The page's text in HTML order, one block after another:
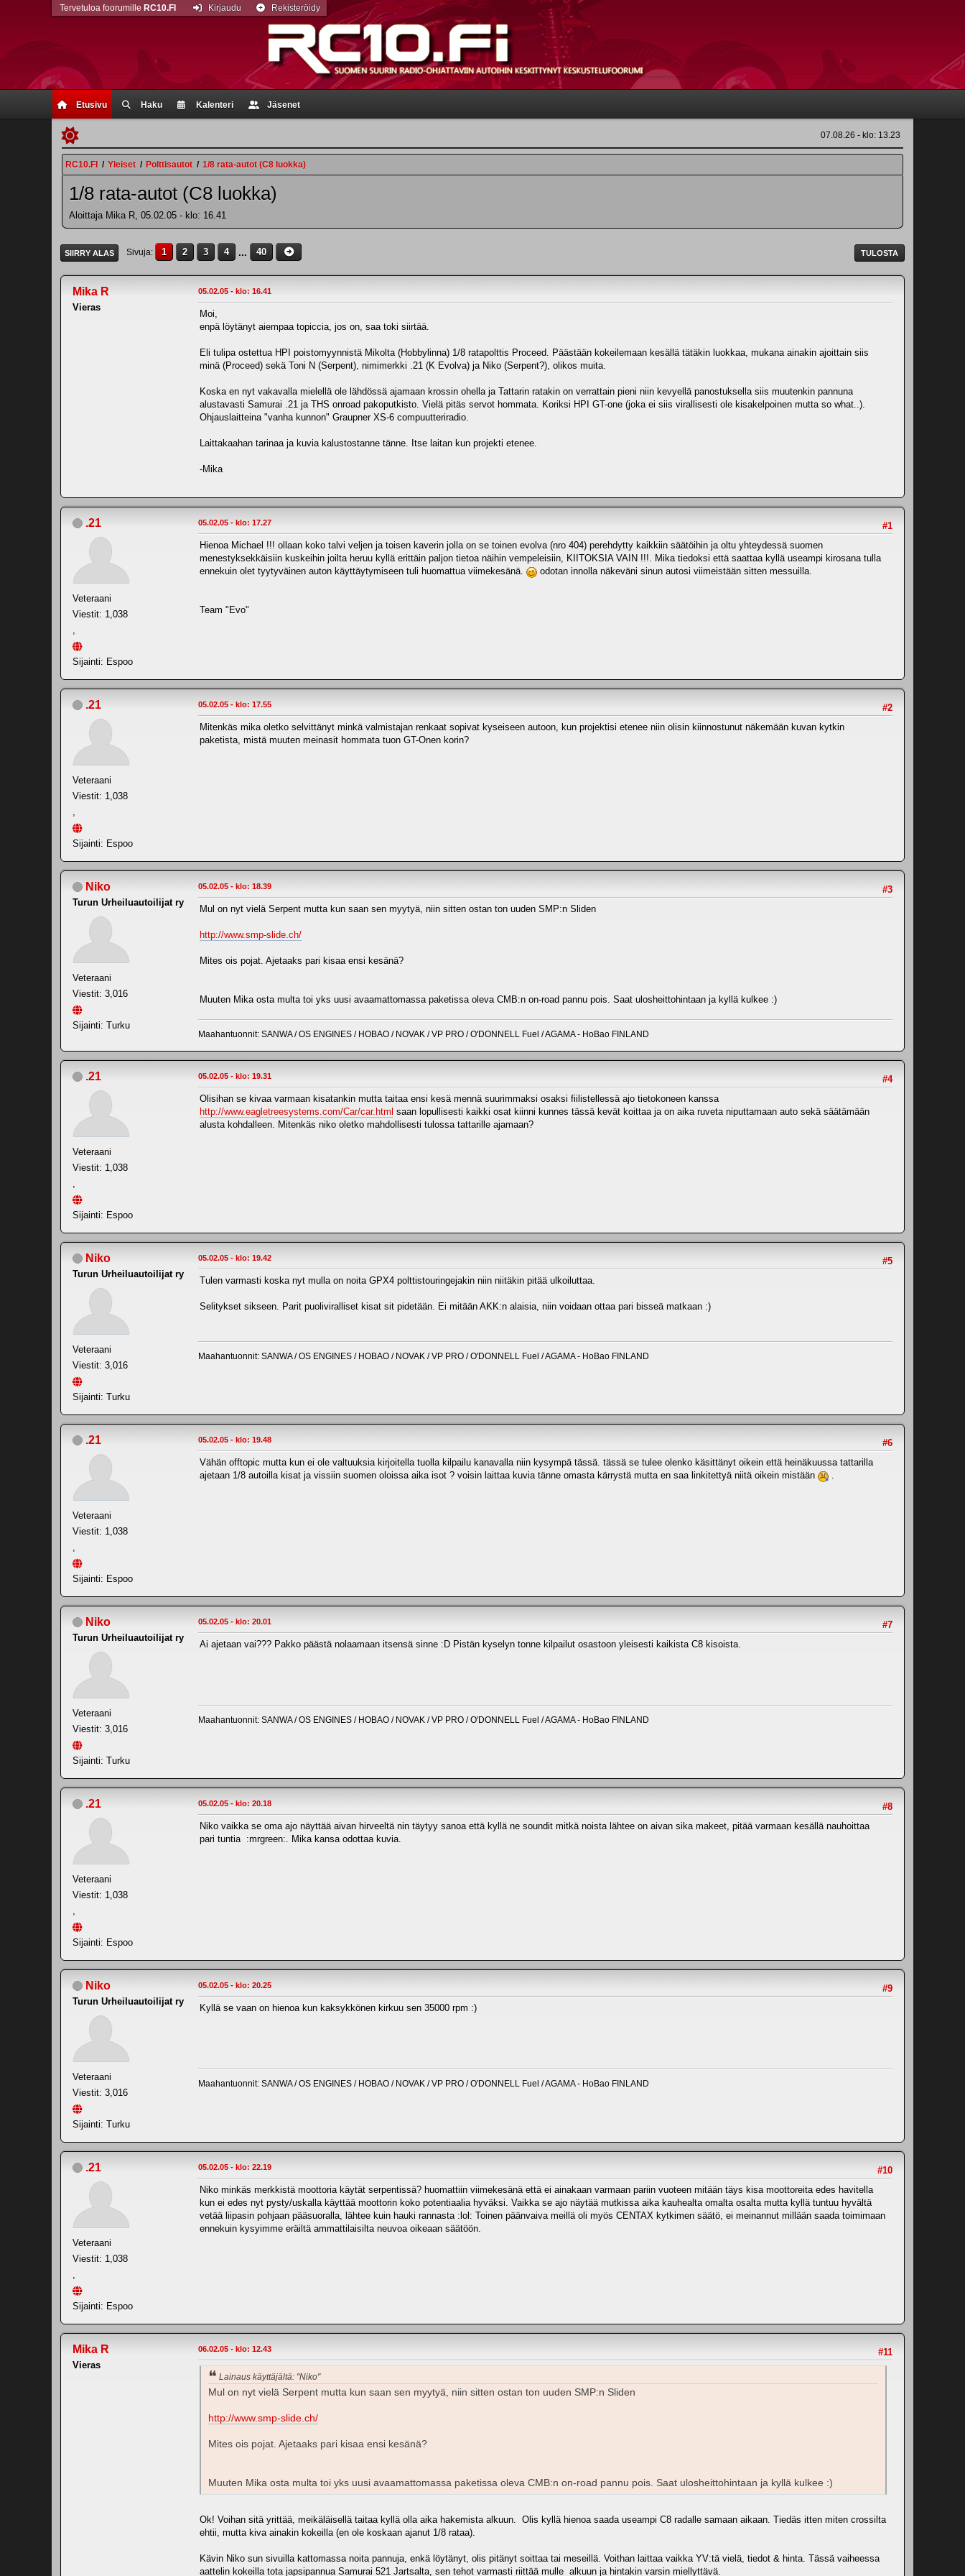
Etusivu Haku Kalenteri Jäsenet
Tervetuloa foorumille RC10.FI Kirjaudu Rekisteröidy
07.08.26 - klo: 13.23
RC10.FI / Yleiset / Polttisautot / 1/8 rata-autot (C8 luokka)
1/8 rata-autot (C8 luokka)
Aloittaja Mika R, 05.02.05 - klo: 16.41
TULOSTA
SIIRRY ALAS Sivuja 1 2 3 4 ... 40
Mika R
Vieras
05.02.05 - klo: 16.41
Moi,
enpä löytänyt aiempaa topiccia, jos on, saa toki siirtää.
Eli tulipa ostettua HPI poistomyynnistä Mikolta (Hobbylinna) 1/8 ratapolttis Proceed. Päästään kokeilemaan kesällä tätäkin luokkaa, mukana ainakin ajoittain siis
minä (Proceed) sekä Toni N (Serpent), nimimerkki .21 (K Evolva) ja Niko (Serpent?), olikos muita.
Koska en nyt vakavalla mielellä ole lähdössä ajamaan krossin ohella ja Tattarin ratakin on verrattain pieni niin kevyellä panostuksella siis muutenkin pannuna
alustavasti Samurai .21 ja THS onroad pakoputkisto. Vielä pitäs servot hommata. Koriksi HPI GT-one (joka ei siis virallisesti ole kisakelpoinen mutta so what..).
Ohjauslaitteina "vanha kunnon" Graupner XS-6 compuutteriradio.
Laittakaahan tarinaa ja kuvia kalustostanne tänne. Itse laitan kun projekti etenee.
-Mika
.21
Veteraani
Viestit: 1,038
Sijainti: Espoo
#1
05.02.05 - klo: 17.27
Hienoa Michael !!! ollaan koko talvi veljen ja toisen kaverin jolla on se toinen evolva (nro 404) perehdytty kaikkiin säätöihin ja oltu yhteydessä suomen
menestyksekkäisiin kuskeihin joilta heruu kyllä erittäin paljon tietoa näihin vempeleisiin, KIITOKSIA VAIN !!!. Mika tiedoksi että saattaa kyllä useampi kirosana tulla
ennekuin olet tyytyväinen auton käyttäytymiseen tuli huomattua viimekesänä.
odotan innolla näkeväni sinun autosi viimeistään sitten messuilla.
Team "Evo"
.21
Veteraani
Viestit: 1,038
Sijainti: Espoo
#2
05.02.05 - klo: 17.55
Mitenkäs mika oletko selvittänyt minkä valmistajan renkaat sopivat kyseiseen autoon, kun projektisi etenee niin olisin kiinnostunut näkemään kuvan kytkin
paketista, mistä muuten meinasit hommata tuon GT-Onen korin?
Niko
Turun Urheiluautoilijat ry
Veteraani
Viestit: 3,016
Sijainti: Turku
#3
05.02.05 - klo: 18.39
Mul on nyt vielä Serpent mutta kun saan sen myytyä, niin sitten ostan ton uuden SMP:n Sliden
http://www.smp-slide.ch/
Mites ois pojat. Ajetaaks pari kisaa ensi kesänä?
Muuten Mika osta multa toi yks uusi avaamattomassa paketissa oleva CMB:n on-road pannu pois. Saat ulosheittohintaan ja kyllä kulkee :)
Maahantuonnit: SANWA / OS ENGINES / HOBAO / NOVAK / VP PRO / O'DONNELL Fuel / AGAMA - HoBao FINLAND
.21
Veteraani
Viestit: 1,038
Sijainti: Espoo
#4
05.02.05 - klo: 19.31
Olisihan se kivaa varmaan kisatankin mutta taitaa ensi kesä mennä suurimmaksi osaksi fiilistellessä ajo tietokoneen kanssa
http://www.eagletreesystems.com/Car/car.html saan lopullisesti kaikki osat kiinni kunnes tässä kevät koittaa ja on aika ruveta niputtamaan auto sekä säätämään
alusta kohdalleen. Mitenkäs niko oletko mahdollisesti tulossa tattarille ajamaan?
Niko
Turun Urheiluautoilijat ry
Veteraani
Viestit: 3,016
Sijainti: Turku
#5
05.02.05 - klo: 19.42
Tulen varmasti koska nyt mulla on noita GPX4 polttistouringejakin niin niitäkin pitää ulkoiluttaa.
Selitykset sikseen. Parit puoliviralliset kisat sit pidetään. Ei mitään AKK:n alaisia, niin voidaan ottaa pari bisseä matkaan :)
Maahantuonnit: SANWA / OS ENGINES / HOBAO / NOVAK / VP PRO / O'DONNELL Fuel / AGAMA - HoBao FINLAND
.21
Veteraani
Viestit: 1,038
Sijainti: Espoo
#6
05.02.05 - klo: 19.48
Vähän offtopic mutta kun ei ole valtuuksia kirjoitella tuolla kilpailu kanavalla niin kysympä tässä. tässä se tulee olenko käsittänyt oikein että heinäkuussa tattarilla
ajetaan 1/8 autoilla kisat ja vissiin suomen oloissa aika isot ? voisin laittaa kuvia tänne omasta kärrystä mutta en saa linkitettyä niitä oikein mistään
Niko
Turun Urheiluautoilijat ry
Veteraani
Viestit: 3,016
Sijainti: Turku
#7
05.02.05 - klo: 20.01
Ai ajetaan vai??? Pakko päästä nolaamaan itsensä sinne :D Pistän kyselyn tonne kilpailut osastoon yleisesti kaikista C8 kisoista.
Maahantuonnit: SANWA / OS ENGINES / HOBAO / NOVAK / VP PRO / O'DONNELL Fuel / AGAMA - HoBao FINLAND
.21
Veteraani
Viestit: 1,038
Sijainti: Espoo
#8
05.02.05 - klo: 20.18
Niko vaikka se oma ajo näyttää aivan hirveeltä nin täytyy sanoa että kyllä ne soundit mitkä noista lähtee on aivan sika makeet, pitää varmaan kesällä nauhoittaa
pari tuntia :mrgreen:. Mika kansa odottaa kuvia.
Niko
Turun Urheiluautoilijat ry
Veteraani
Viestit: 3,016
Sijainti: Turku
#9
05.02.05 - klo: 20.25
Kyllä se vaan on hienoa kun kaksykkönen kirkuu sen 35000 rpm :)
Maahantuonnit: SANWA / OS ENGINES / HOBAO / NOVAK / VP PRO / O'DONNELL Fuel / AGAMA - HoBao FINLAND
.21
Veteraani
Viestit: 1,038
Sijainti: Espoo
#10
05.02.05 - klo: 22.19
Niko minkäs merkkistä moottoria käytät serpentissä? huomattiin viimekesänä että ei ainakaan varmaan pariin vuoteen mitään täys kisa moottoreita edes havitella
kun ei edes nyt pysty/uskalla käyttää moottorin koko potentiaalia hyväksi. Vaikka se ajo näytää mutkissa aika kauhealta omalta osalta mutta kyllä tuntuu hyvältä
vetää liipasin pohjaan pääsuoralla, lähtee kuin hauki rannasta :lol: Toinen päänvaiva meillä oli myös CENTAX kytkimen säätö, ei meinannut millään saada toimimaan
ennekuin kysyimme eräiltä ammattilaisilta neuvoa oikeaan säätöön.
Mika R
Vieras
#11
06.02.05 - klo: 12.43
Lainaus käyttäjältä: "Niko"
Mul on nyt vielä Serpent mutta kun saan sen myytyä, niin sitten ostan ton uuden SMP:n Sliden
http://www.smp-slide.ch/
Mites ois pojat. Ajetaaks pari kisaa ensi kesänä?
Muuten Mika osta multa toi yks uusi avaamattomassa paketissa oleva CMB:n on-road pannu pois. Saat ulosheittohintaan ja kyllä kulkee :)
Ok! Voihan sitä yrittää, meikäläisellä taitaa kyllä olla aika hakemista alkuun. Olis kyllä hienoa saada useampi C8 radalle samaan aikaan. Tiedäs itten miten crossilta
ehtii, mutta kiva ainakin kokeilla (en ole koskaan ajanut 1/8 rataa).
Kävin Niko sun sivuilla kattomassa noita pannuja, enkä löytänyt, olis pitänyt soittaa tai meseillä. Voithan laittaa vaikka YV:tä vielä, tiedot & hinta. Tässä vaiheessa
aattelin kokeilla tota japsipannua Samurai 521 Jartsalta, sen tehot varmasti riittää mulle alkuun ja hintakin varsin miellyttävä.